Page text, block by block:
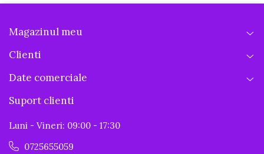
Magazinul meu
Clienti
Date comerciale
Suport clienti
Luni - Vineri: 09:00 - 17:30
0725655059